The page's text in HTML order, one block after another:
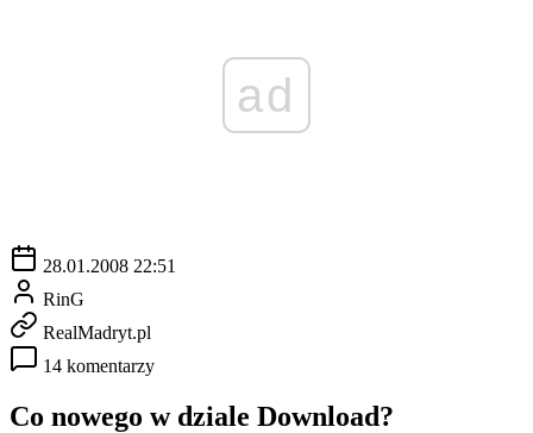
ad
28.01.2008 22:51
RinG
RealMadryt.pl
14 komentarzy
Co nowego w dziale Download?